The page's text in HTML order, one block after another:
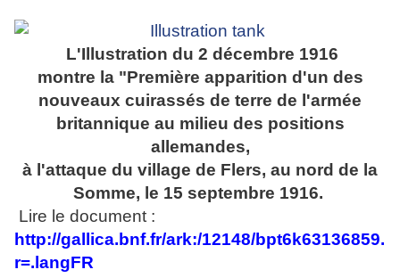
L'Illustration du 2 décembre 1916
montre la "Première apparition d'un des
nouveaux cuirassés de terre de l'armée
britannique au milieu des positions
allemandes,
à l'attaque du village de Flers, au nord de la
Somme, le 15 septembre 1916.
Lire le document :
http://gallica.bnf.fr/ark:/12148/bpt6k63136859.
r=.langFR